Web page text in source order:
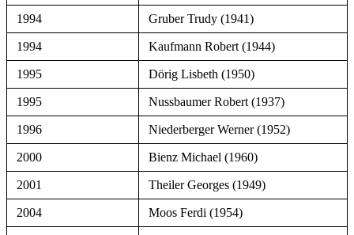
1994 Gruber Trudy (1941)
1994 Kaufmann Robert (1944)
1995 Dörig Lisbeth (1950)
1995 Nussbaumer Robert (1937)
1996 Niederberger Werner (1952)
2000 Bienz Michael (1960)
2001 Theiler Georges (1949)
2004 Moos Ferdi (1954)